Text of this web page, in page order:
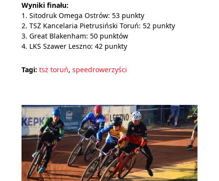
Wyniki finału:
1. Sitodruk Omega Ostrów: 53 punkty
2. TSŻ Kancelaria Pietrusiński Toruń: 52 punkty
3. Great Blakenham: 50 punktów
4. LKS Szawer Leszno: 42 punkty
Tagi: tsż toruń, speedrowerzyści